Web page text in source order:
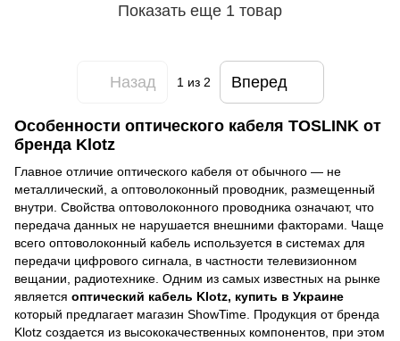
Показать еще 1 товар
Назад 1из 2 Вперед
Особенности оптического кабеля TOSLINK от
бренда Klotz
Главное отличие оптического кабеля от обычного — не
металлический, а оптоволоконный проводник, размещенный
внутри. Свойства оптоволоконного проводника означают, что
передача данных не нарушается внешними факторами. Чаще
всего оптоволоконный кабель используется в системах для
передачи цифрового сигнала, в частности телевизионном
вещании, радиотехнике. Одним из самых известных на рынке
является оптический кабель Klotz, купить в Украине
который предлагает магазин ShowTime. Продукция от бренда
Klotz создается из высококачественных компонентов, при этом